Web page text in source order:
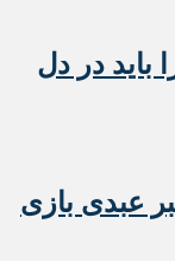
باید در دل
عبدی بازی